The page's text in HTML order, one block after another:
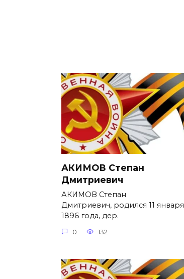
АКИМОВ Степан
Дмитриевич
АКИМОВ Степан
Дмитриевич, родился 11 января
1896 года, дер.
0 132